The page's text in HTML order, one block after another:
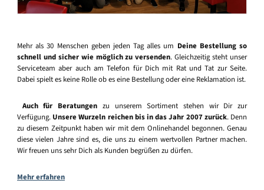
Mehr als 30 Menschen geben jeden Tag alles um Deine Bestellung so
schnell und sicher wie möglich zu versenden. Gleichzeitig steht unser
Serviceteam aber auch am Telefon für Dich mit Rat und Tat zur Seite.
Dabei spielt es keine Rolle ob es eine Bestellung oder eine Reklamation ist.
Auch für Beratungen zu unserem Sortiment stehen wir Dir zur
Verfügung. Unsere Wurzeln reichen bis in das Jahr 2007 zurück. Denn
zu diesem Zeitpunkt haben wir mit dem Onlinehandel begonnen. Genau
diese vielen Jahre sind es, die uns zu einem wertvollen Partner machen.
Wir freuen uns sehr Dich als Kunden begrüßen zu dürfen.
Mehr erfahren